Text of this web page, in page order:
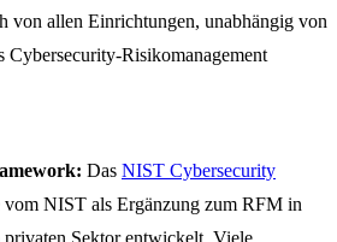
von allen Einrichtungen, unabhängig von
Cybersecurity-Risikomanagement
Das NIST Cybersecurity
NIST als Ergänzung zum RFM in
privaten Sektor entwickelt. Viele